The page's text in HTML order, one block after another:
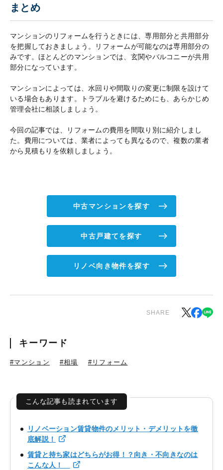
まとめ
マンションのリフォームを行うときには、専用部分と共用部分
を把握しておきましょう。リフォームが可能なのは専用部分の
みです。ほとんどのマンションでは、玄関やバルコニーが共用
部分になっています。
マンションによっては、水回りや間取りの変更に制限を設けて
いる場合もあります。トラブルを避けるためにも、あらかじめ
管理会社に相談しましょう。
今回の記事では、リフォームの費用を間取り別に紹介しまし
た。費用については、業者によっても異なるので、複数の業者
から見積もりを依頼しましょう。
中古マンションを探す
中古戸建てを探す
リノベ向き物件を探す
SHARE
キーワード
#マンション #相場 #リフォーム
こんな記事も読まれています
リノベーション賃貸物件のメリット・デメリットを徹
底解説！
賃貸と持ち家はどちらがお得！？向き・不向きなのは
こんな人！